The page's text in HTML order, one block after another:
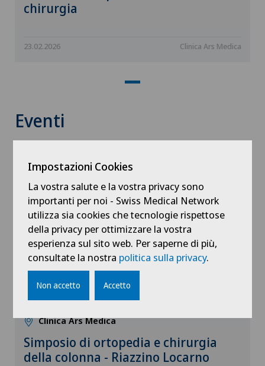
chirurgia
23.02.2026 Clinica Ars Medica
Eventi
Conferenza medica
16:00 - 20:00
Clinica Ars Medica
Simposio di ortopedia e chirurgia
della colonna - Riazzino Locarno
Impostazioni Cookies
La vostra salute e la vostra privacy sono
importanti per noi - Swiss Medical Network
utilizza sia cookies che tecnologie rispettose
della privacy per ottimizzare la vostra
esperienza sul sito web. Per saperne di più,
consultate la nostra politica sulla privacy.
Non accetto Accetto